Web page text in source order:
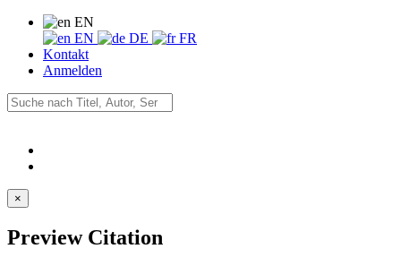
EN
EN
DE
FR
Kontakt
Anmelden
×
Preview Citation